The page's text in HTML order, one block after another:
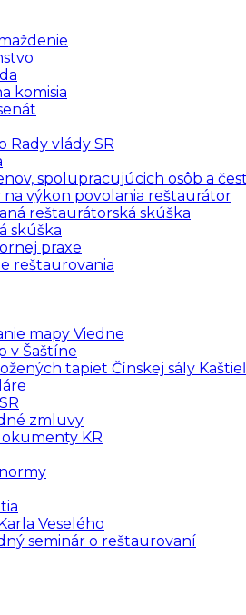
komisia
Rady vlády SR
spolupracujúcich osôb a
na výkon povolania reštaurátor
reštaurátorská skúška
skúška
praxe
reštaurovania
mapy Viedne
v Šaštíne
tapiet Čínskej sály
zmluvy
KR
Veselého
seminár o reštaurovaní